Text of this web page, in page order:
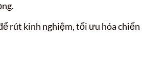
rút kinh nghiệm, tối ưu hóa chiến